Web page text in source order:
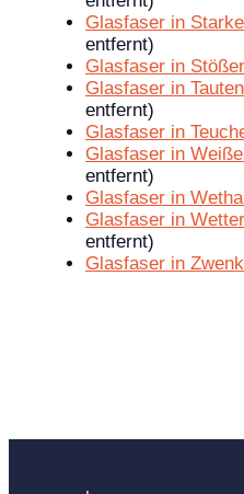
Glasfaser in
entfernt)
Glasfaser in
Glasfaser in
entfernt)
Glasfaser in
Glasfaser in
entfernt)
Glasfaser in
Glasfaser in
entfernt)
Glasfaser in